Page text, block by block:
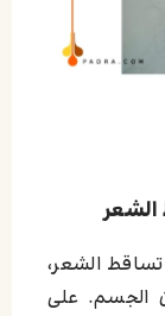
الشعر
تساقط الشعر،
الجسم. على